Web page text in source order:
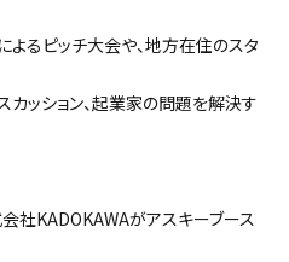
るピッチ大会や、地方在住のスタ
ッション、起業家の問題を解決す
KADOKAWAがアスキーブース